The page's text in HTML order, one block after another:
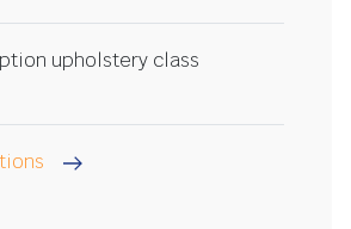
upholstery class